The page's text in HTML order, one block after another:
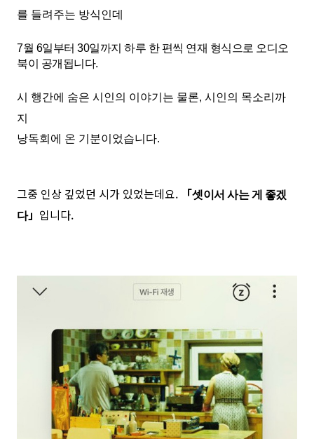
를 들려주는 방식인데
7월 6일부터 30일까지 하루 한 편씩 연재 형식으로 오디오
북이 공개됩니다.
시 행간에 숨은 시인의 이야기는 물론, 시인의 목소리까
지
낭독회에 온 기분이었습니다.
그중 인상 깊었던 시가 있었는데요. 「셋이서 사는 게 좋겠
다」 입니다.